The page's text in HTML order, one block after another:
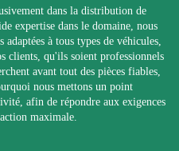
dans la distribution de
expertise dans le domaine, nous
adaptées à tous types de véhicules,
clients, qu'ils soient professionnels
avant tout des pièces fiables,
nous mettons un point
afin de répondre aux exigences
maximale.